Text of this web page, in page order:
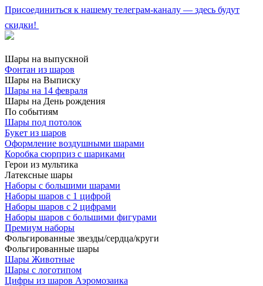
Присоединиться к нашему телеграм-каналу — здесь будут
скидки!
Шары на выпускной
Фонтан из шаров
Шары на Выписку
Шары на 14 февраля
Шары на День рождения
По событиям
Шары под потолок
Букет из шаров
Оформление воздушными шарами
Коробка сюрприз с шариками
Герои из мультика
Латексные шары
Наборы с большими шарами
Наборы шаров с 1 цифрой
Наборы шаров с 2 цифрами
Наборы шаров с большими фигурами
Премиум наборы
Фольгированные звезды/сердца/круги
Фольгированные шары
Шары Животные
Шары с логотипом
Цифры из шаров Аэромозаика